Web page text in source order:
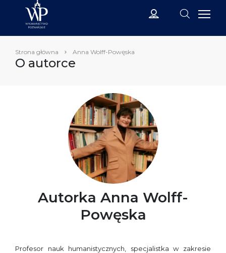
Strona główna Anna Wolff-Powęska
O autorce
Autorka Anna Wolff-
Powęska
Profesor nauk humanistycznych, specjalistka w zakresie